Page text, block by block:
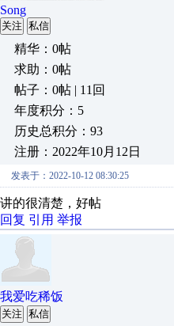
Song
关注 私信
精华：0帖
求助：0帖
帖子：0帖 | 11回
年度积分：5
历史总积分：93
注册：2022年10月12日
发表于：2022-10-12 08:30:25
讲的很清楚，好帖
回复 引用 举报
我爱吃稀饭
关注 私信